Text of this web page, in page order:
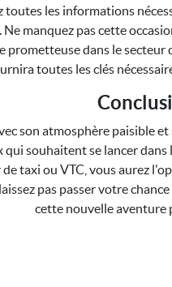
toutes les informations
Ne manquez pas cette
prometteuse dans le
toutes les clés
son atmosphère paisible
souhaitent se lancer
taxi ou VTC, vous aurez
pas passer votre
cette nouvelle aventure